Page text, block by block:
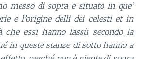
messo di sopra e situato in que’
e l’origine delli dei celesti et in
che essi hanno lassù secondo la
in queste stanze di sotto hanno a